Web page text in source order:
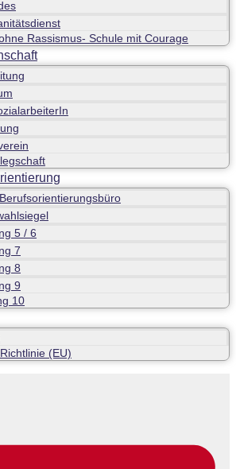
Rassismus- Schule mit Courage
5 / 6
7
8
9
10
(EU)